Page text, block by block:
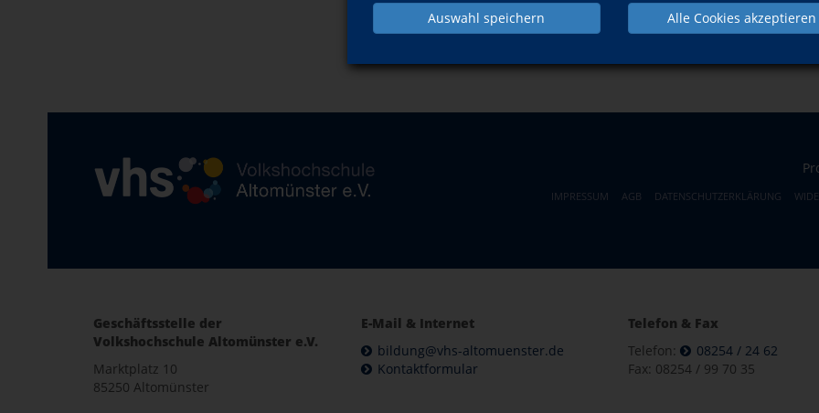
Auswahl speichern Alle Cookies akzeptieren
IMPRESSUM AGB DATENSCHUTZERKLÄRUNG
Geschäftsstelle der
Volkshochschule Altomünster e.V.
Marktplatz 10
85250 Altomünster
E-Mail & Internet
bildung@vhs-altomuenster.de
Kontaktformular
Telefon & Fax
Telefon:
08254 / 24 62
Fax: 08254 / 99 70 35